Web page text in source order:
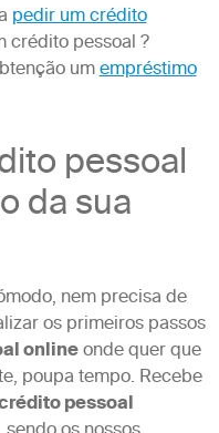
pedir um crédito
crédito pessoal ?
umempréstimo
pessoal
da sua
nem precisa de
os primeiros passos
onlineonde quer que
poupa tempo. Recebe
pessoal